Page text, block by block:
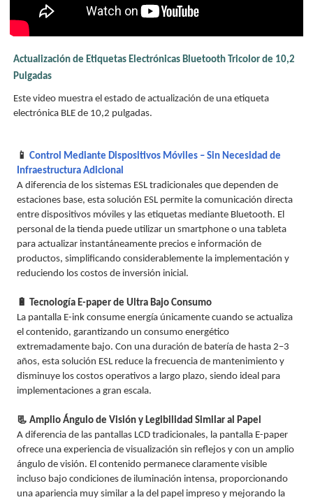
Actualización de Etiquetas Electrónicas Bluetooth Tricolor de 10,2
Pulgadas
Este video muestra el estado de actualización de una etiqueta
electrónica BLE de 10,2 pulgadas.
📱Control Mediante Dispositivos Móviles – Sin Necesidad de
Infraestructura Adicional
A diferencia de los sistemas ESL tradicionales que dependen de
estaciones base, esta solución ESL permite la comunicación directa
entre dispositivos móviles y las etiquetas mediante Bluetooth. El
personal de la tienda puede utilizar un smartphone o una tableta
para actualizar instantáneamente precios e información de
productos, simplificando considerablemente la implementación y
reduciendo los costos de inversión inicial.
🔋 Tecnología E-paper de Ultra Bajo Consumo
La pantalla E-ink consume energía únicamente cuando se actualiza
el contenido, garantizando un consumo energético
extremadamente bajo. Con una duración de batería de hasta 2–3
años, esta solución ESL reduce la frecuencia de mantenimiento y
disminuye los costos operativos a largo plazo, siendo ideal para
implementaciones a gran escala.
📃 Amplio Ángulo de Visión y Legibilidad Similar al Papel
A diferencia de las pantallas LCD tradicionales, la pantalla E-paper
ofrece una experiencia de visualización sin reflejos y con un amplio
ángulo de visión. El contenido permanece claramente visible
incluso bajo condiciones de iluminación intensa, proporcionando
una apariencia muy similar a la del papel impreso y mejorando la